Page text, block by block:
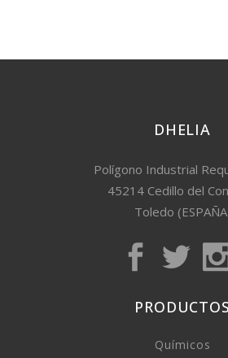
DHELIA
Polígono Industrial
45214 Cedillo del
Toledo
PRODUCTOS
Químicos